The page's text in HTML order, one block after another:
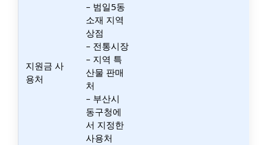
지원금 사
용처
– 범일5동
소재 지역
상점
– 전통시장
– 지역 특
산물 판매
처
– 부산시
동구청에
서 지정한
사용처